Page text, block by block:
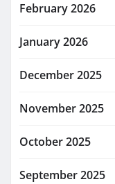
February 2026
January 2026
December 2025
November 2025
October 2025
September 2025